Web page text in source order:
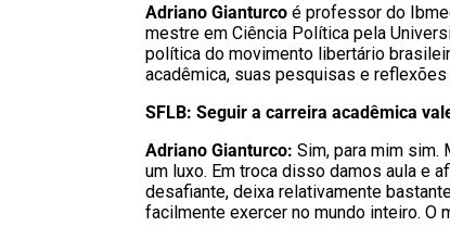
Adriano Gianturco é professor do
mestre em Ciência Política pela
política do movimento libertário
acadêmica, suas pesquisas e
SFLB: Seguir a carreira acadêmica
Adriano Gianturco: Sim, para mim sim.
um luxo. Em troca disso damos aula e
desafiante, deixa relativamente
facilmente exercer no mundo inteiro.